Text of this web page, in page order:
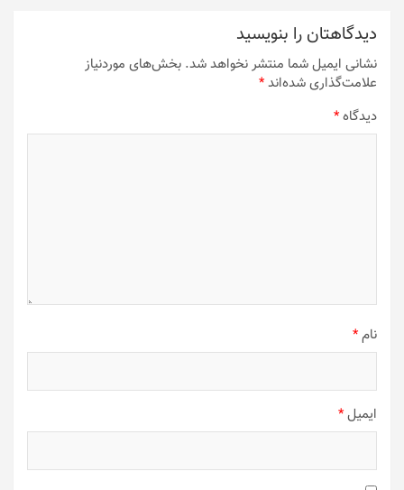
دیدگاهتان را بنویسید
نشانی ایمیل شما منتشر نخواهد شد. بخش‌های موردنیاز
علامت‌گذاری شده‌اند*
دیدگاه*
نام*
ایمیل*